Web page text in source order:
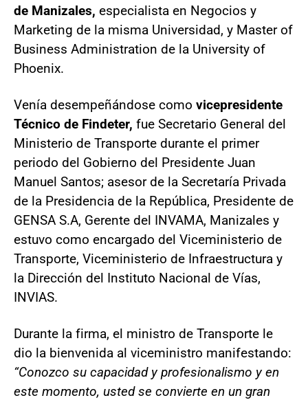
de Manizales, especialista en Negocios y
Marketing de la misma Universidad, y Master of
Business Administration de la University of
Phoenix.
Venía desempeñándose como vicepresidente
Técnico de Findeter, fue Secretario General del
Ministerio de Transporte durante el primer
periodo del Gobierno del Presidente Juan
Manuel Santos; asesor de la Secretaría Privada
de la Presidencia de la República, Presidente de
GENSA S.A, Gerente del INVAMA, Manizales y
estuvo como encargado del Viceministerio de
Transporte, Viceministerio de Infraestructura y
la Dirección del Instituto Nacional de Vías,
INVIAS.
Durante la firma, el ministro de Transporte le
dio la bienvenida al viceministro manifestando:
“Conozco su capacidad y profesionalismo y en
este momento, usted se convierte en un gran